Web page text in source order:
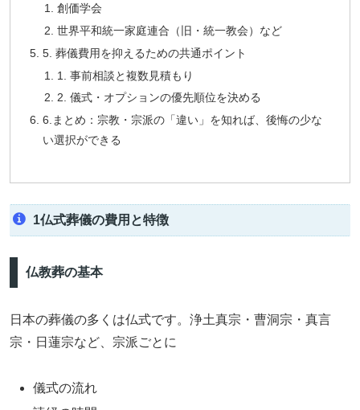
創価学会
世界平和統一家庭連合（旧・統一教会）など
5. 葬儀費用を抑えるための共通ポイント
1. 事前相談と複数見積もり
2. 儀式・オプションの優先順位を決める
6.まとめ：宗教・宗派の「違い」を知れば、後悔の少な
い選択ができる
1仏式葬儀の費用と特徴
仏教葬の基本
日本の葬儀の多くは仏式です。浄土真宗・曹洞宗・真言
宗・日蓮宗など、宗派ごとに
儀式の流れ